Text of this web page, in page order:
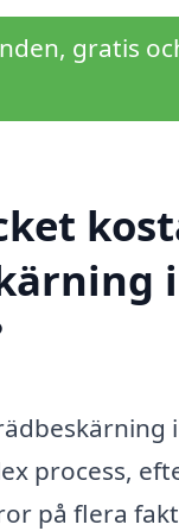
gratis
i
process,
på flera